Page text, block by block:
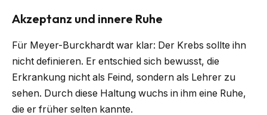
Akzeptanz und innere Ruhe
Für Meyer-Burckhardt war klar: Der Krebs sollte ihn
nicht definieren. Er entschied sich bewusst, die
Erkrankung nicht als Feind, sondern als Lehrer zu
sehen. Durch diese Haltung wuchs in ihm eine Ruhe,
die er früher selten kannte.